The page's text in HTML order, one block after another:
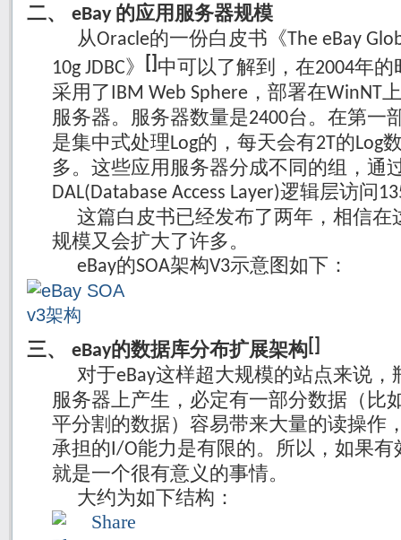
二、 eBay 的应用服务器规模
从Oracle的一份白皮书《 The eBay
10g JDBC》 中可以了解到，在2004年的
采用了 IBM Web Sphere ，部署在WinNT
服务器。服务器数量是2400台。在第一
是集中式处理 Log的，每天会有2T 的 Log
多。这些应用服务器分成不同的组，通
DAL(Database Access Layer)逻辑层访问
这篇白皮书已经发布了两年，相信在
规模又会扩大了许多。
eBay的SOA架构V3示意图如下：
三、 eBay的数据库分布扩展架构
对于eBay这样超大规模的站点来说，
服务器上产生，必定有一部分数据（比
平分割的数据）容易带来大量的读操作
承担的 I/O能力是有限的。所以，如果有
就是一个很有意义的事情。
大约为如下结构：